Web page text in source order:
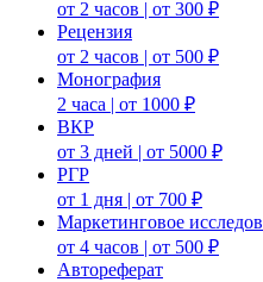
от 2 часов | от 300 ₽
Рецензия
от 2 часов | от 500 ₽
Монография
2 часа | от 1000 ₽
ВКР
от 3 дней | от 5000 ₽
РГР
от 1 дня | от 700 ₽
Маркетинговое
от 4 часов | от 500 ₽
Автореферат